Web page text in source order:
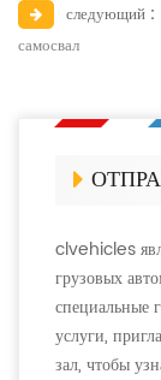
следующий :
самосвал
clvehicles
грузовых
специальные
услуги,
зал, чтобы